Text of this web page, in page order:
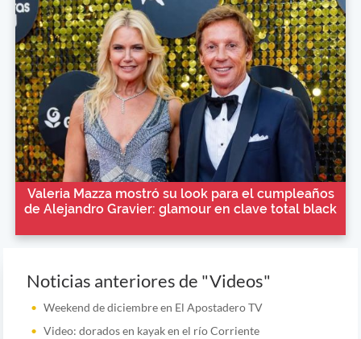
Valeria Mazza mostró su look para el cumpleaños
de Alejandro Gravier: glamour en clave total black
Noticias anteriores de "Videos"
Weekend de diciembre en El Apostadero TV
Video: dorados en kayak en el río Corriente